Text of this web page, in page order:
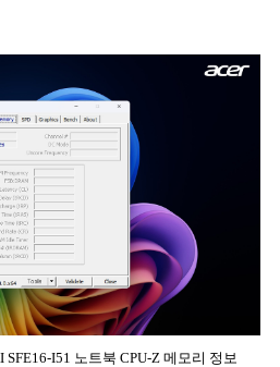
I51 노트북 CPU-Z 메모리 정보